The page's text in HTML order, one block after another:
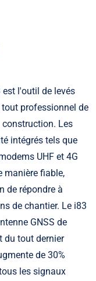
est l'outil de levés
tout professionnel de
Les
intégrés tels que
UHF et 4G
manière fiable,
de répondre à
de chantier. Le i83
GNSS de
du tout dernier
de 30%
les signaux